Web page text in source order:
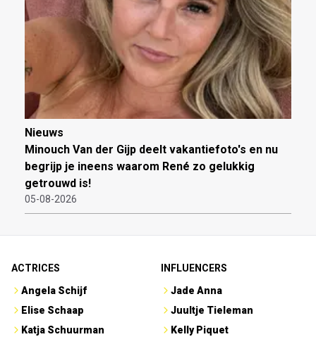
Nieuws
Minouch Van der Gijp deelt vakantiefoto's en nu
begrijp je ineens waarom René zo gelukkig
getrouwd is!
05-08-2026
ACTRICES
Angela Schijf
Elise Schaap
Katja Schuurman
INFLUENCERS
Jade Anna
Juultje Tieleman
Kelly Piquet